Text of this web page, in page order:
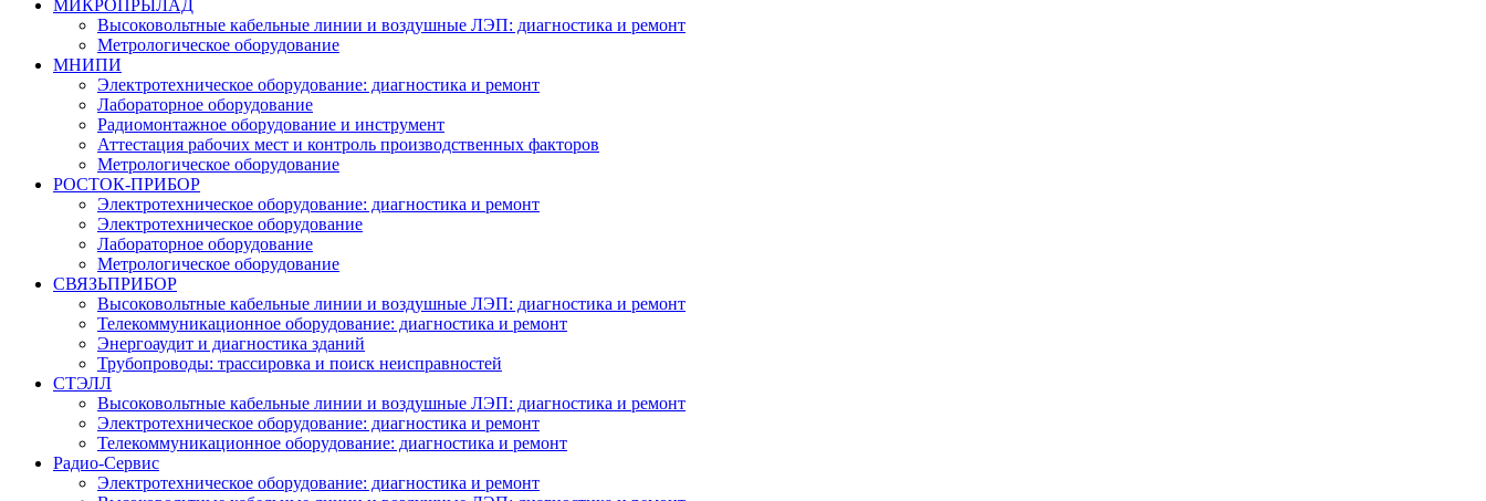
МИКРОПРЫЛАД
Высоковольтные кабельные линии и воздушные ЛЭП: диагностика и ремонт
Метрологическое оборудование
МНИПИ
Электротехническое оборудование: диагностика и ремонт
Лабораторное оборудование
Радиомонтажное оборудование и инструмент
Аттестация рабочих мест и контроль производственных факторов
Метрологическое оборудование
РОСТОК-ПРИБОР
Электротехническое оборудование: диагностика и ремонт
Электротехническое оборудование
Лабораторное оборудование
Метрологическое оборудование
СВЯЗЬПРИБОР
Высоковольтные кабельные линии и воздушные ЛЭП: диагностика и ремонт
Телекоммуникационное оборудование: диагностика и ремонт
Энергоаудит и диагностика зданий
Трубопроводы: трассировка и поиск неисправностей
СТЭЛЛ
Высоковольтные кабельные линии и воздушные ЛЭП: диагностика и ремонт
Электротехническое оборудование: диагностика и ремонт
Телекоммуникационное оборудование: диагностика и ремонт
Радио-Cервис
Электротехническое оборудование: диагностика и ремонт